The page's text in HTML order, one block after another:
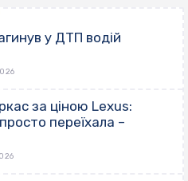
у ДТП водій
за ціною Lexus:
переїхала –